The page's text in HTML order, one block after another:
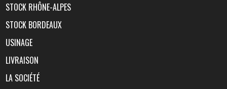
STOCK RHÔNE-ALPES
STOCK BORDEAUX
USINAGE
LIVRAISON
LA SOCIÉTÉ